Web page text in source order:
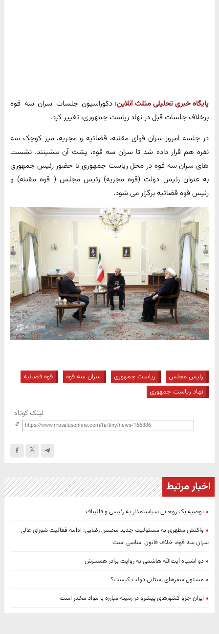
پایگاه خبری تحلیلی مثلث آنلاین: دکوراسیون جلسات سران سه قوه
برخلاف جلسات قبل در نهاد ریاست جمهوری، تغییر کرد.
در جلسه امروز سران قوای مقننه، قضائیه و مجریه، میز کوچک سه
نفره هم قرار داده شد تا سران سه قوه، پشت آن بنشینند. نشست
های سران سه قوه در محل ریاست جمهوری با حضور رئیس جمهوری
به عنوان رئیس دولت (قوه مجریه) رئیس مجلس ( قوه مقننه)‌ و
رئیس قوه قضائیه برگزار می شود.
رئیس مجلس ریاست جمهوری سران سه قوه
قوه قضائیه
نهاد ریاست جمهوری
لینک کوتاه
اخبار مرتبط
توصیه یک روحانی سیاستمدار به رئیسی و قالیباف
واکنش مطهری به مسئولیت جدید محسن رضایی: ادامه فعالیت شورای عالی
سران سه قوه، خلاف قانون اساسی است
دو اشتباه آیت‌الله هاشمی به روایت برادر همسرش
مسئول سفرهای استانی دولت کیست؟
ایران جزو کشورهای پیشرو در زمینه مبارزه با مواد مخدر است